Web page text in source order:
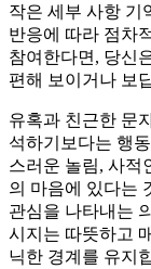
작은 세부 사항 기
반응에 따라 점차
참여한다면, 당신
편해 보이거나 보
유혹과 친근한 문
석하기보다는 행
스러운 놀림, 사적
의 마음에 있다는
관심을 나타내는
시지는 따뜻하고
닉한 경계를 유지